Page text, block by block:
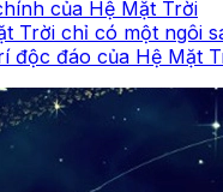
của Hệ Mặt Trời
Trời chỉ có một ngôi
độc đáo của Hệ Mặt